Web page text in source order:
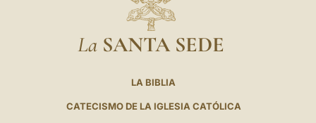
La SANTA SEDE
LA BIBLIA
CATECISMO DE LA IGLESIA CATÓLICA